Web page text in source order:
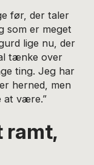
før, der taler
som er meget
lige nu, der
tænke over
ting. Jeg har
herned, men
at være.”
ramt,